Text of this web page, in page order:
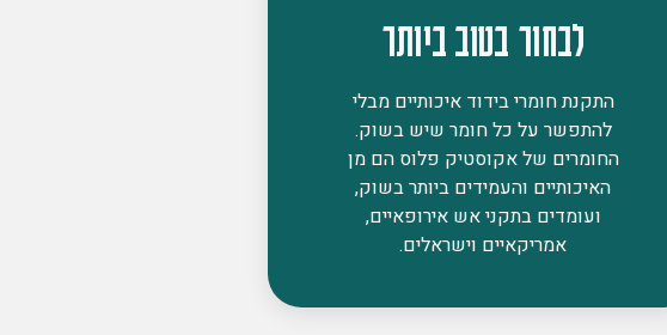
לבחור בטוב ביותר
התקנת חומרי בידוד איכותיים מבלי
להתפשר על כל חומר שיש בשוק.
החומרים של אקוסטיק פלוס הם מן
האיכותיים והעמידים ביותר בשוק,
ועומדים בתקני אש אירופאיים,
אמריקאיים וישראלים.